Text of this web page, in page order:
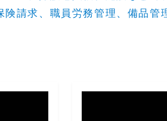
険請求、職員労務管理、備品管